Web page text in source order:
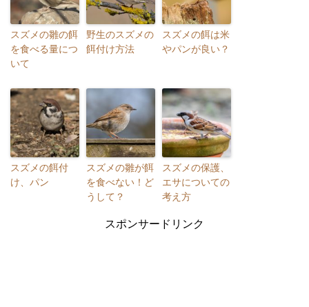
スズメの雛の餌
を食べる量につ
いて
野生のスズメの
餌付け方法
スズメの餌は米
やパンが良い？
スズメの餌付
け、パン
スズメの雛が餌
を食べない！ど
うして？
スズメの保護、
エサについての
考え方
スポンサードリンク